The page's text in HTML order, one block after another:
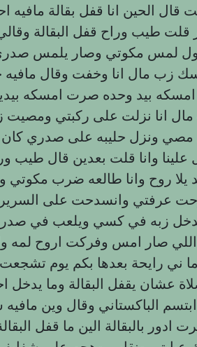
قال الحين انا قفل بقالة
قلت طيب وراح قفل البقالة
لمس مكوتي وصار يلمس صدري
زب مال انا وخفت وقال
بيد وحده صرت امسكه
ونزل حليبه على صدري كان
علينا وانا قلت بعدين قال طيب
يلا روح وانا طالعه ضرب
عرفتي وانسدحت على السرير
زبه في كسي ويلعب في
صار امس وفركت اروح لمه
ني رايحة بعدها بكم يوم
عشان يقفل البقالة وما
الباكستاني وقال وين
ادور بالبقالة الين ما قفل